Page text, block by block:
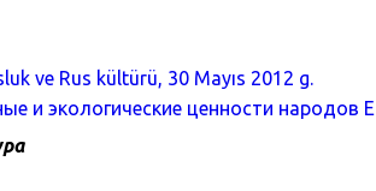
ve Rus kültürü, 30 Mayıs 2012 g.
и экологические ценности народов